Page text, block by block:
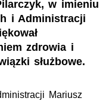
w imieniu
i Administracji
zdrowia i
służbowe.
Mariusz